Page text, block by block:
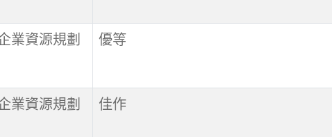
業資源規劃
優等
業資源規劃
佳作